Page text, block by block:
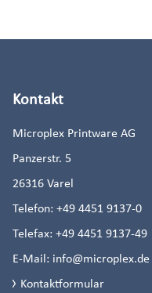
Kontakt
Microplex Printware AG
Panzerstr. 5
26316 Varel
Telefon: +49 4451 9137-0
Telefax: +49 4451 9137-49
E-Mail: info@microplex.de
Kontaktformular